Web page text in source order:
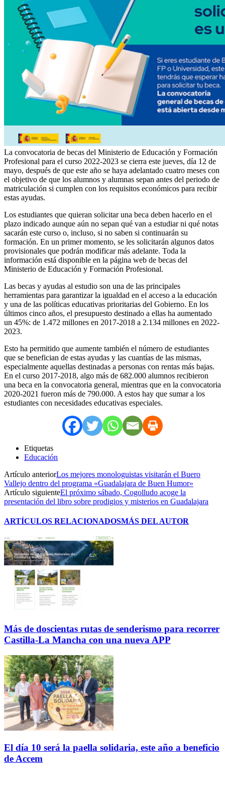
La convocatoria de becas del Ministerio de Educación y Formación
Profesional para el curso 2022-2023 se cierra este jueves, día 12 de
mayo, después de que este año se haya adelantado cuatro meses con
el objetivo de que los alumnos y alumnas sepan antes del periodo de
matriculación si cumplen con los requisitos económicos para recibir
estas ayudas.
Los estudiantes que quieran solicitar una beca deben hacerlo en el
plazo indicado aunque aún no sepan qué van a estudiar ni qué notas
sacarán este curso o, incluso, si no saben si continuarán su
formación. En un primer momento, se les solicitarán algunos datos
provisionales que podrán modificar más adelante. Toda la
información está disponible en la página web de becas del
Ministerio de Educación y Formación Profesional.
Las becas y ayudas al estudio son una de las principales
herramientas para garantizar la igualdad en el acceso a la educación
y una de las políticas educativas prioritarias del Gobierno. En los
últimos cinco años, el presupuesto destinado a ellas ha aumentado
un 45%: de 1.472 millones en 2017-2018 a 2.134 millones en 2022-
2023.
Esto ha permitido que aumente también el número de estudiantes
que se benefician de estas ayudas y las cuantías de las mismas,
especialmente aquellas destinadas a personas con rentas más bajas.
En el curso 2017-2018, algo más de 682.000 alumnos recibieron
una beca en la convocatoria general, mientras que en la convocatoria
2020-2021 fueron más de 790.000. A estos hay que sumar a los
estudiantes con necesidades educativas especiales.
Etiquetas
Educación
Artículo anteriorLos mejores monologuistas visitarán el Buero
Vallejo dentro del programa «Guadalajara de Buen Humor»
Artículo siguienteEl próximo sábado, Cogolludo acoge la
presentación del libro sobre prodigios y misterios en Guadalajara
ARTÍCULOS RELACIONADOSMÁS DEL AUTOR
Más de doscientas rutas de senderismo para recorrer
Castilla-La Mancha con una nueva APP
El día 10 será la paella solidaria, este año a beneficio
de Accem